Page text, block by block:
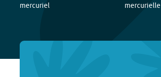
mercuriel mercurielle